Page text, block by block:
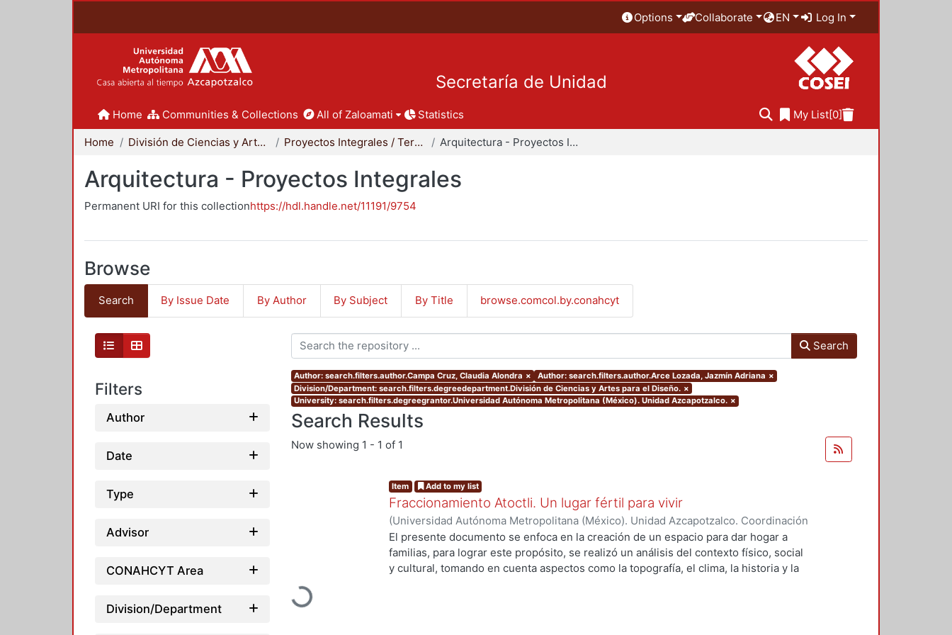
Options Collaborate EN Log In
Secretaría de Unidad
Home Communities & Collections All of Zaloamati Statistics My List[0]
Home División de Ciencias y Artes para el Diseño Proyectos Integrales / Terminales - Licenciatura Arquitectura - Proyectos Integrales
Arquitectura - Proyectos Integrales
Permanent URI for this collectionhttps://hdl.handle.net/11191/9754
Browse
Search By Issue Date By Author By Subject By Title browse.comcol.by.conahcyt
Filters
Author
Date
Type
Advisor
CONAHCYT Area
Division/Department
Search
Author: search.filters.author.Campa Cruz, Claudia Alondra × Author: search.filters.author.Arce Lozada, Jazmín Adriana ×
Division/Department: search.filters.degreedepartment.División de Ciencias y Artes para el Diseño. ×
University: search.filters.degreegrantor.Universidad Autónoma Metropolitana (México). Unidad Azcapotzalco. ×
Search Results
Now showing 1 - 1 of 1
Loading...
Item Add to my list
Fraccionamiento Atoctli. Un lugar fértil para vivir
(Universidad Autónoma Metropolitana (México). Unidad Azcapotzalco. Coordinación
de Servicios de Información.,2023-06-30)Campa Cruz, Claudia Alondra;Arce
Lozada, Jazmín Adriana; Chávez Jiménez, Marisol
El presente documento se enfoca en la creación de un espacio para dar hogar a
familias, para lograr este propósito, se realizó un análisis del contexto físico, social
y cultural, tomando en cuenta aspectos como la topografía, el clima, la historia y la